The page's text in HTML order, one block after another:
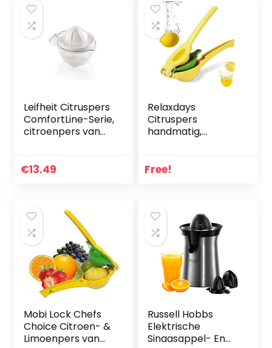
Leifheit Citruspers
ComfortLine-Serie,
citroenpers van
met opvangbak
sinaasappelpers,
fruitpers met
dubbele kegel
€13.49
Relaxdays
Citruspers
handmatig,
in-1 voor citroenen
Free!
Mobi Lock Chefs
Choice Citroen- &
Limoenpers van
Russell Hobbs
Elektrische
Sinaasappel- En